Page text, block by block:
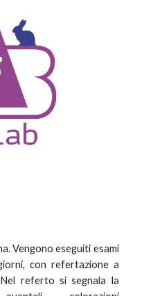
Vengono eseguiti esami
con refertazione a
referto si segnala la